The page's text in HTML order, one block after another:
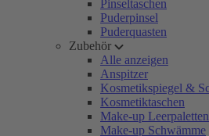
Pinseltaschen
Puderpinsel
Puderquasten
Zubehör
Alle anzeigen
Anspitzer
Kosmetikspiegel &
Kosmetiktaschen
Make-up Leerpaletten
Make-up Schwämme